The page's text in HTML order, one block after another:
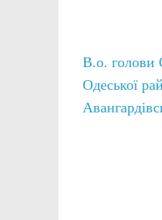
В.о. голови
Одеської